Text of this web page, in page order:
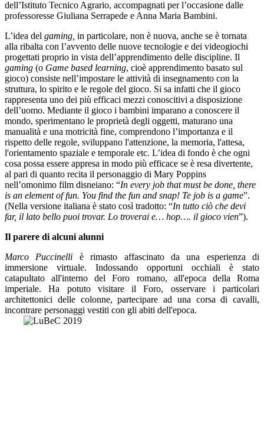
dell’Istituto Tecnico Agrario, accompagnati per l’occasione dalle
professoresse Giuliana Serrapede e Anna Maria Bambini.
L’idea del gaming, in particolare, non è nuova, anche se è tornata
alla ribalta con l’avvento delle nuove tecnologie e dei videogiochi
progettati proprio in vista dell’apprendimento delle discipline. Il
gaming (o Game based learning, cioè apprendimento basato sul
gioco) consiste nell’impostare le attività di insegnamento con la
struttura, lo spirito e le regole del gioco. Si sa infatti che il gioco
rappresenta uno dei più efficaci mezzi conoscitivi a disposizione
dell’uomo. Mediante il gioco i bambini imparano a conoscere il
mondo, sperimentano le proprietà degli oggetti, maturano una
manualità e una motricità fine, comprendono l’importanza e il
rispetto delle regole, sviluppano l'attenzione, la memoria, l'attesa,
l'orientamento spaziale e temporale etc. L’idea di fondo è che ogni
cosa possa essere appresa in modo più efficace se è resa divertente,
al pari di quanto recita il personaggio di Mary Poppins
nell’omonimo film disneiano: “In every job that must be done, there
is an element of fun. You find the fun and snap! Te job is a game”.
(Nella versione italiana è stato così tradotto: “In tutto ciò che devi
far, il lato bello puoi trovar. Lo troverai e… hop…. il gioco vien”).
Il parere di alcuni alunni
Marco Puccinelli è rimasto affascinato da una esperienza di
immersione virtuale. Indossando opportuni occhiali è stato
catapultato all'interno del Foro romano, all'epoca della Roma
imperiale. Ha potuto visitare il Foro, osservare i particolari
architettonici delle colonne, partecipare ad una corsa di cavalli,
incontrare personaggi vestiti con gli abiti dell'epoca.